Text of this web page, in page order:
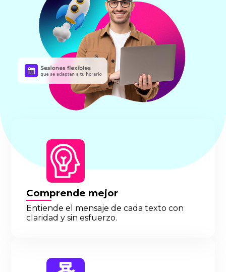
Comprende mejor
Entiende el mensaje de cada texto con
claridad y sin esfuerzo.